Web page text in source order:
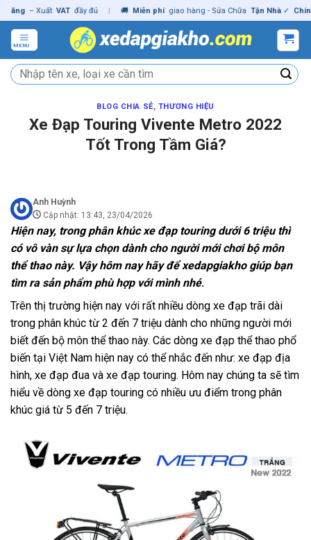
Skip
to
content
– Xuất VAT đầy đủ | 🚚 Miễn phí giao hàng - Sửa Chữa Tận Nhà ✓ Chính
MENU
Tìm
kiếm:
BLOG CHIA SẺ, THƯƠNG HIỆU
Xe Đạp Touring Vivente Metro 2022
Tốt Trong Tầm Giá?
Anh Huỳnh
Cập nhật: 13:43, 23/04/2026
Hiện nay, trong phân khúc xe đạp touring dưới 6 triệu thì
có vô vàn sự lựa chọn dành cho người mới chơi bộ môn
thể thao này. Vậy hôm nay hãy đểxedapgiakhogiúp bạn
tìm ra sản phẩm phù hợp với mình nhé.
Trên thị trường hiện nay với rất nhiều dòng xe đạp trãi dài
trong phân khúc từ 2 đến 7 triệu dành cho những người mới
biết đến bộ môn thể thao này. Các dòng xe đạp thể thao phổ
biến tại Việt Nam hiện nay có thể nhắc đến như: xe đạp địa
hình, xe đạp đua và xe đạp touring. Hôm nay chúng ta sẽ tìm
hiểu về dòng xe đạp touring có nhiều ưu điểm trong phân
khúc giá từ 5 đến 7 triệu.